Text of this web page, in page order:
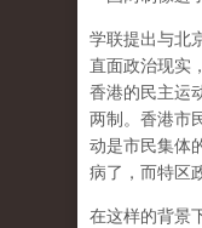
学联提出与北
直面政治现实
香港的民主运
两制。香港市
动是市民集体
病了，而特区
在这样的背景